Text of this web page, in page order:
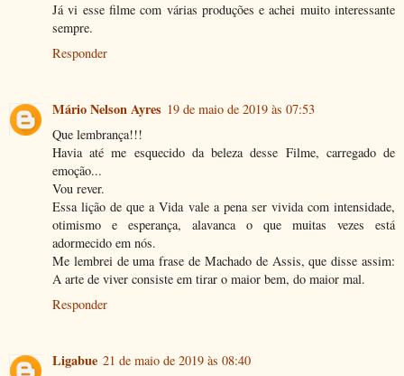
Já vi esse filme com várias produções e achei muito interessante
sempre.
Responder
Mário Nelson Ayres 19 de maio de 2019 às 07:53
Que lembrança!!!
Havia até me esquecido da beleza desse Filme, carregado de
emoção...
Vou rever.
Essa lição de que a Vida vale a pena ser vivida com intensidade,
otimismo e esperança, alavanca o que muitas vezes está
adormecido em nós.
Me lembrei de uma frase de Machado de Assis, que disse assim:
A arte de viver consiste em tirar o maior bem, do maior mal.
Responder
Ligabue 21 de maio de 2019 às 08:40